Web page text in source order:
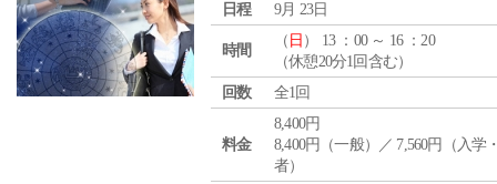
日程
9月 23日
時間
（ 日 ） 13 ：00 ～ 16 ：20
（休憩20分1回含む）
回数
全1回
料金
8,400円
8,400円（一般）／ 7,560円（入学
者）